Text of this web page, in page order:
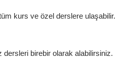
kurs ve özel derslere ulaşabilir.
dersleri birebir olarak alabilirsiniz.